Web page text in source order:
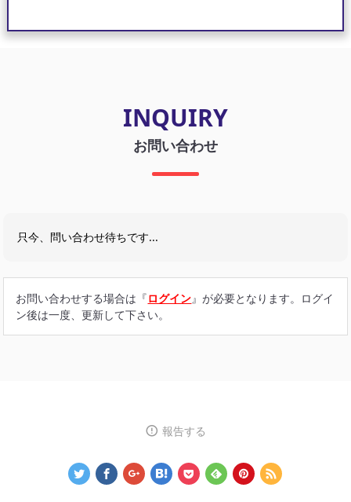
INQUIRY
お問い合わせ
只今、問い合わせ待ちです...
お問い合わせする場合は『ログイン』が必要となります。ログイ
ン後は一度、更新して下さい。
報告する